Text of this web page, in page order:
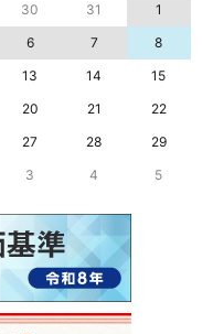
30 31
1
6 7
8
13 14
15
20 21
22
27 28
29
3 4 5